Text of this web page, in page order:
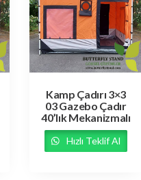
Kamp Çadırı 3×3
03 Gazebo Çadır
40’lık Mekanizmalı
Hızlı Teklif Al